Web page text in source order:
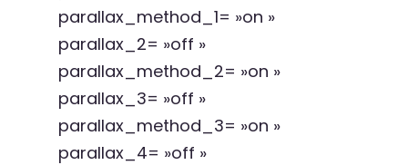
parallax_method_1= »on »
parallax_2= »off »
parallax_method_2= »on »
parallax_3= »off »
parallax_method_3= »on »
parallax_4= »off »